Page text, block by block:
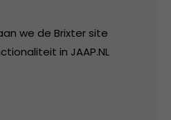
we de Brixter site
in JAAP.NL